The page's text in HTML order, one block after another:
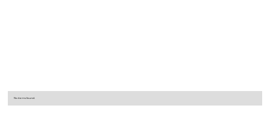
No items found.